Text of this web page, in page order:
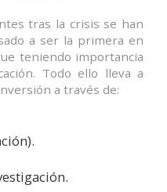
tras la crisis se han
a ser la primera en
teniendo importancia
Todo ello lleva a
a través de: